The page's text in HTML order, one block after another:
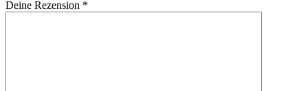
Deine Rezension *